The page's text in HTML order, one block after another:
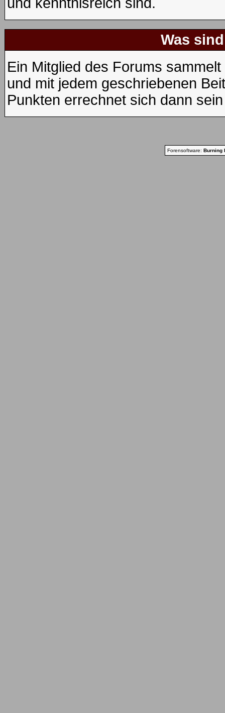
Was
Ein Mitglied des Forums
und mit jedem geschriebenen
Punkten errechnet sich dann
Forensoftware: Burning